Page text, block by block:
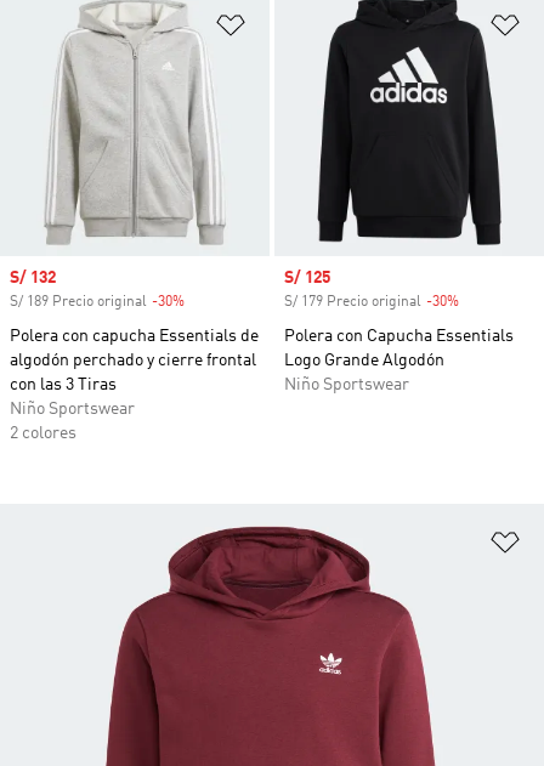
Añadir a la lista de deseos
Precio de venta
S/ 132
S/ 189 Precio original -30%
Polera con capucha Essentials de
algodón perchado y cierre frontal
con las 3 Tiras
Niño Sportswear
2 colores
Precio de venta
S/ 125
S/ 179 Precio original -30%
Polera con Capucha Essentials
Logo Grande Algodón
Niño Sportswear